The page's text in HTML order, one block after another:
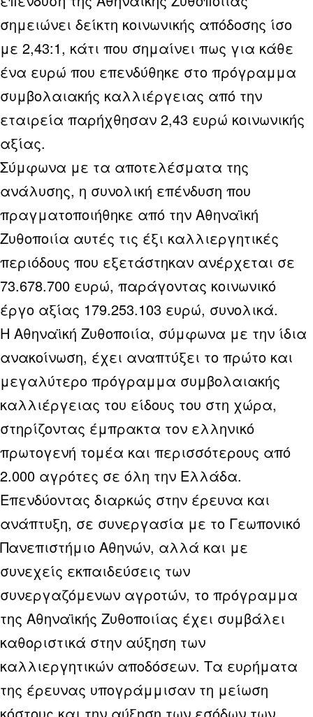
σημειώνει δείκτη κοινωνικής απόδοσης ίσο
με 2,43:1, κάτι που σημαίνει πως για κάθε
ένα ευρώ που επενδύθηκε στο πρόγραμμα
συμβολαιακής καλλιέργειας από την
εταιρεία παρήχθησαν 2,43 ευρώ κοινωνικής
αξίας.
Σύμφωνα με τα αποτελέσματα της
ανάλυσης, η συνολική επένδυση που
πραγματοποιήθηκε από την Αθηναϊκή
Ζυθοποιία αυτές τις έξι καλλιεργητικές
περιόδους που εξετάστηκαν ανέρχεται σε
73.678.700 ευρώ, παράγοντας κοινωνικό
έργο αξίας 179.253.103 ευρώ, συνολικά.
Η Αθηναϊκή Ζυθοποιία, σύμφωνα με την ίδια
ανακοίνωση, έχει αναπτύξει το πρώτο και
μεγαλύτερο πρόγραμμα συμβολαιακής
καλλιέργειας του είδους του στη χώρα,
στηρίζοντας έμπρακτα τον ελληνικό
πρωτογενή τομέα και περισσότερους από
2.000 αγρότες σε όλη την Ελλάδα.
Επενδύοντας διαρκώς στην έρευνα και
ανάπτυξη, σε συνεργασία με το Γεωπονικό
Πανεπιστήμιο Αθηνών, αλλά και με
συνεχείς εκπαιδεύσεις των
συνεργαζόμενων αγροτών, το πρόγραμμα
της Αθηναϊκής Ζυθοποιίας έχει συμβάλει
καθοριστικά στην αύξηση των
καλλιεργητικών αποδόσεων. Τα ευρήματα
της έρευνας υπογράμμισαν τη μείωση
κόστους και την αύξηση των εσόδων των